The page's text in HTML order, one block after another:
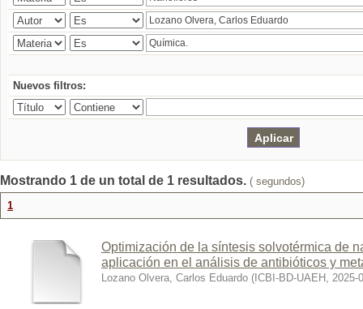
Nuevos filtros:
Mostrando 1 de un total de 1 resultados. ( segundos)
1
Optimización de la síntesis solvotérmica de
aplicación en el análisis de antibióticos y
Lozano Olvera, Carlos Eduardo ( ICBI-BD-UAEH , 2025-